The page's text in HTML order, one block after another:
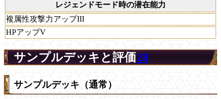
レジェンドモード時の潜在能力
複属性攻撃力アップIII
HPアップV
サンプルデッキと評価28
サンプルデッキ（通常）